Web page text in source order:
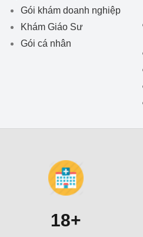
Gói khám doanh nghiệp
Khám Giáo Sư
Gói cá nhân
18+